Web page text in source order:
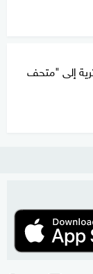
إلى "متحف